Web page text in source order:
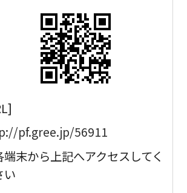
pf.gree.jp/56911
末から上記へアクセスしてく
い